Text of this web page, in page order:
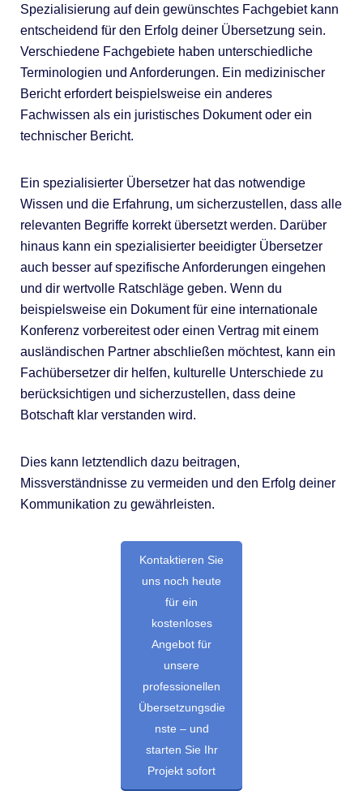
Spezialisierung auf dein gewünschtes Fachgebiet kann
entscheidend für den Erfolg deiner Übersetzung sein.
Verschiedene Fachgebiete haben unterschiedliche
Terminologien und Anforderungen. Ein medizinischer
Bericht erfordert beispielsweise ein anderes
Fachwissen als ein juristisches Dokument oder ein
technischer Bericht.
Ein spezialisierter Übersetzer hat das notwendige
Wissen und die Erfahrung, um sicherzustellen, dass alle
relevanten Begriffe korrekt übersetzt werden. Darüber
hinaus kann ein spezialisierter beeidigter Übersetzer
auch besser auf spezifische Anforderungen eingehen
und dir wertvolle Ratschläge geben. Wenn du
beispielsweise ein Dokument für eine internationale
Konferenz vorbereitest oder einen Vertrag mit einem
ausländischen Partner abschließen möchtest, kann ein
Fachübersetzer dir helfen, kulturelle Unterschiede zu
berücksichtigen und sicherzustellen, dass deine
Botschaft klar verstanden wird.
Dies kann letztendlich dazu beitragen,
Missverständnisse zu vermeiden und den Erfolg deiner
Kommunikation zu gewährleisten.
Kontaktieren Sie
uns noch heute
für ein
kostenloses
Angebot für
unsere
professionellen
Übersetzungsdie
nste – und
starten Sie Ihr
Projekt sofort